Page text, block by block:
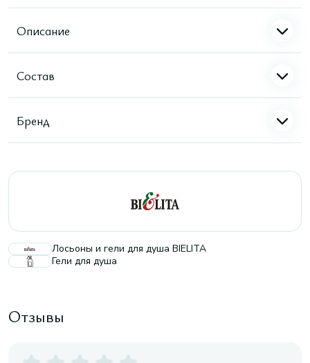
Описание
Состав
Бренд
Лосьоны и гели для душа BIELITA
Гели для душа
Отзывы